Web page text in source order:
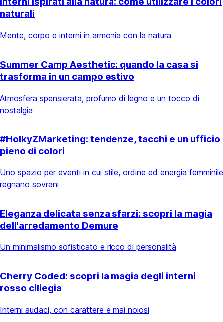
naturali
Mente, corpo e interni in armonia con la natura
Summer Camp Aesthetic: quando la casa si
trasforma in un campo estivo
Atmosfera spensierata, profumo di legno e un tocco di
nostalgia
#HolkyZMarketing: tendenze, tacchi e un ufficio
pieno di colori
Uno spazio per eventi in cui stile, ordine ed energia femminile
regnano sovrani
Eleganza delicata senza sfarzi: scopri la magia
dell'arredamento Demure
Un minimalismo sofisticato e ricco di personalità
Cherry Coded: scopri la magia degli interni
rosso ciliegia
Interni audaci, con carattere e mai noiosi